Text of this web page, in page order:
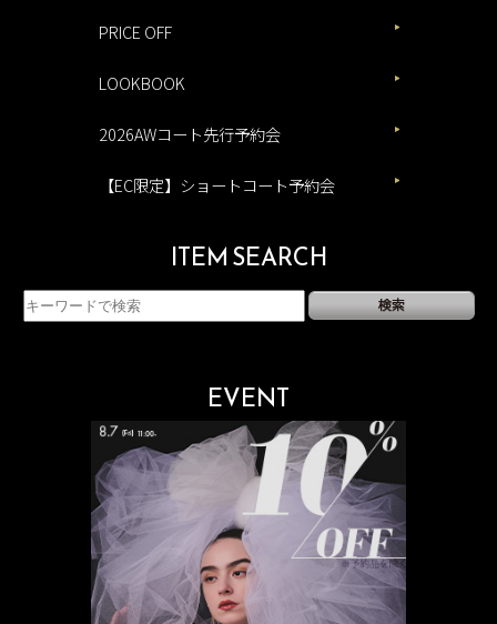
PRICE OFF
LOOKBOOK
2026AWコート先行予約会
【EC限定】ショートコート予約会
ITEM SEARCH
EVENT